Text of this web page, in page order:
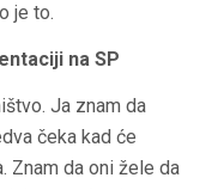
je to.
na SP
Ja znam da
čeka kad će
Znam da oni žele da